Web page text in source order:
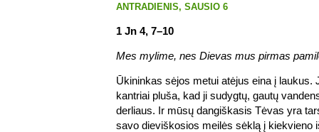
ANTRADIENIS, SAUSIO 6
1 Jn 4, 7–10
Mes mylime, nes Dievas mus pirmas
Ūkininkas sėjos metui atėjus eina į laukus.
kantriai pluša, kad ji sudygtų, gautų
derliaus. Ir mūsų dangiškasis Tėvas yra
savo dieviškosios meilės sėklą į kiekvieno